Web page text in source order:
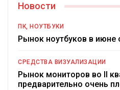
Новости
ПК, НОУТБУКИ
Рынок ноутбуков в июне
СРЕДСТВА ВИЗУАЛИЗАЦИИ
Рынок мониторов во II
предварительно очень